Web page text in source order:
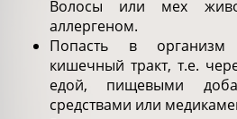
Волосы или мех
аллергеном.
Попасть в организм
кишечный тракт, т.е.
едой, пищевыми
средствами или